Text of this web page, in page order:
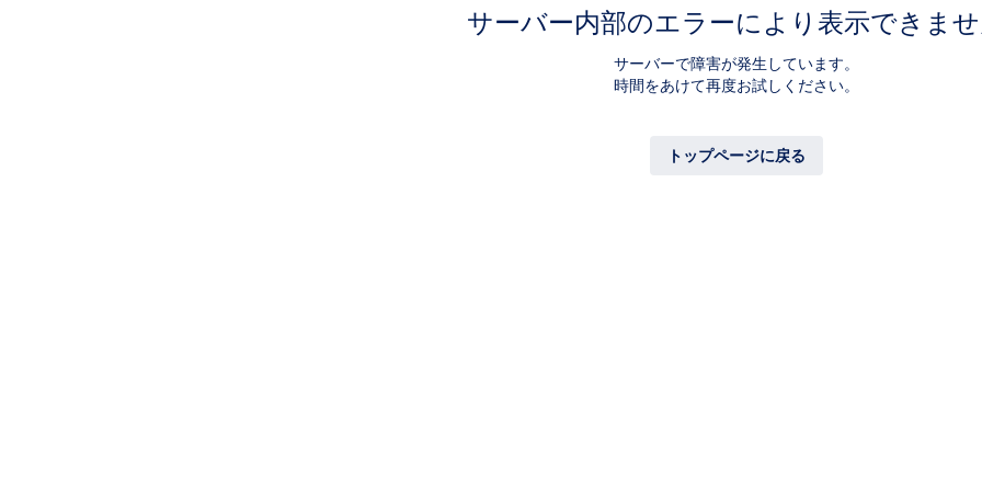
サーバー内部のエラーにより表示できま
サーバーで障害が発生しています。
時間をあけて再度お試しください。
トップページに戻る